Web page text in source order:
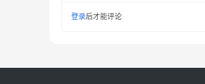
登录后才能评论